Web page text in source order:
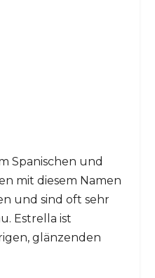
Spanischen und
mit diesem Namen
und sind oft sehr
Estrella ist
glänzenden